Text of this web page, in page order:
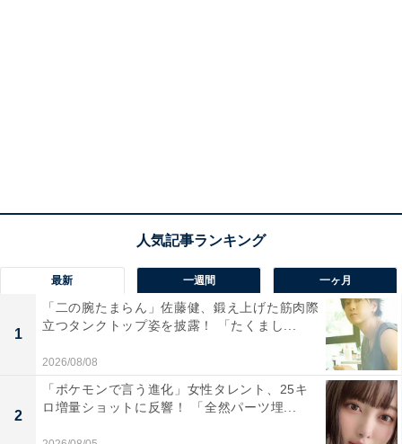
最新 一週間 一ヶ月
1
「二の腕たまらん」佐藤健、鍛え上げた筋肉際
立つタンクトップ姿を披露！ 「たくまし...
2026/08/08
2
「ポケモンで言う進化」女性タレント、25キ
ロ増量ショットに反響！ 「全然パーツ埋...